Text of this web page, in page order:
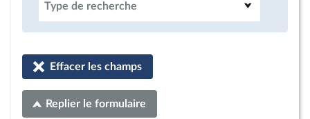
Type de recherche
Effacer les champs
Replier le formulaire